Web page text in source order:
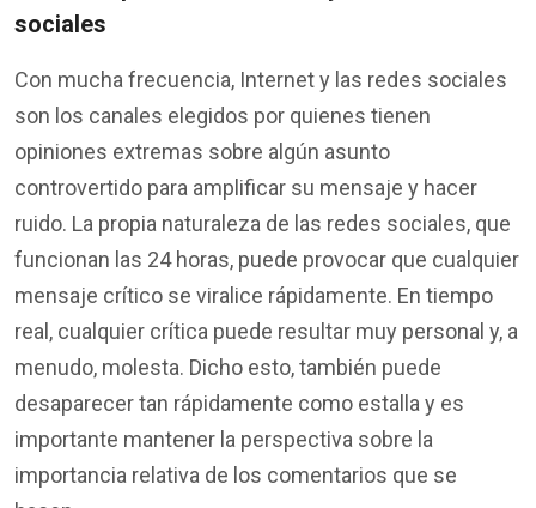
sociales
Con mucha frecuencia, Internet y las redes sociales
son los canales elegidos por quienes tienen
opiniones extremas sobre algún asunto
controvertido para amplificar su mensaje y hacer
ruido. La propia naturaleza de las redes sociales, que
funcionan las 24 horas, puede provocar que cualquier
mensaje crítico se viralice rápidamente. En tiempo
real, cualquier crítica puede resultar muy personal y, a
menudo, molesta. Dicho esto, también puede
desaparecer tan rápidamente como estalla y es
importante mantener la perspectiva sobre la
importancia relativa de los comentarios que se